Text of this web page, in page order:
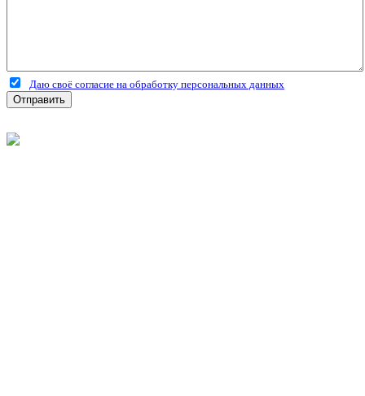
Даю своё согласие на обработку персональных данных
Отправить